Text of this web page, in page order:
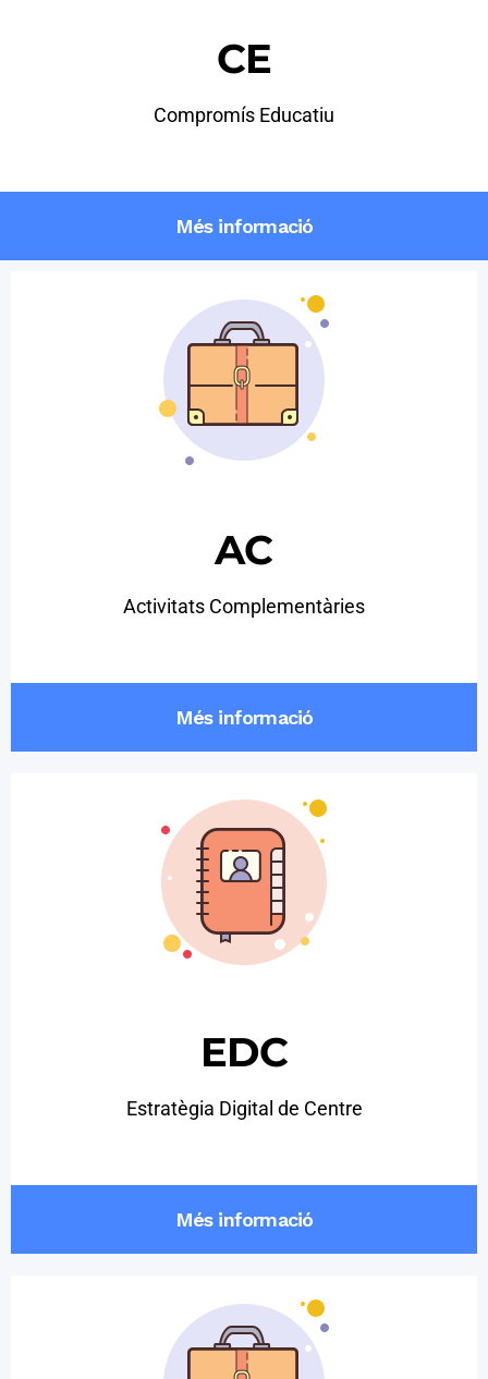
CE
Compromís Educatiu
Més informació
AC
Activitats Complementàries
Més informació
EDC
Estratègia Digital de Centre
Més informació